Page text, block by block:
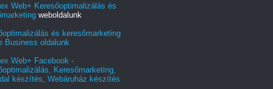
Web+ Keresőoptimalizálás és
weboldalunk
és keresőmarketing
Business oldalunk
Web+ Facebook -
Keresőmarketing,
készítés, Webáruház készítés